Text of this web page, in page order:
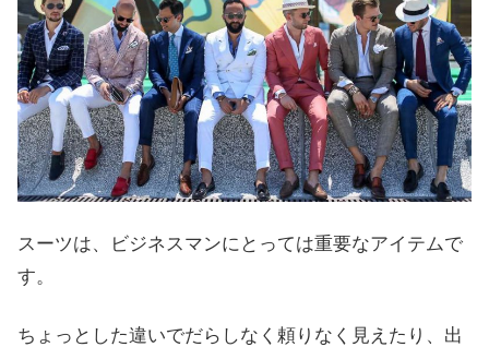
スーツは、ビジネスマンにとっては重要なアイテムで
す。
ちょっとした違いでだらしなく頼りなく見えたり、出